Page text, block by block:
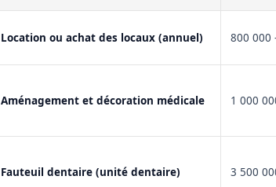
Location ou achat des locaux (annuel) 800 000
Aménagement et décoration médicale 1 000
Fauteuil dentaire (unité dentaire) 3 500